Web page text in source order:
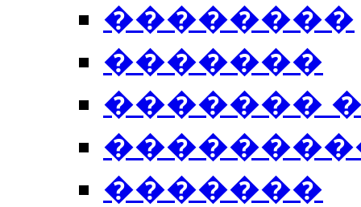
��������
�������
�������
�������